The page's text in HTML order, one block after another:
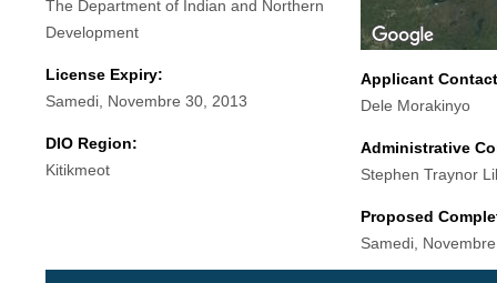
The Department of Indian and Northern
Development
License Expiry:
Samedi, Novembre 30, 2013
DIO Region:
Kitikmeot
Applicant
Dele Morakinyo
Administrative
Stephen Traynor
Proposed
Samedi,